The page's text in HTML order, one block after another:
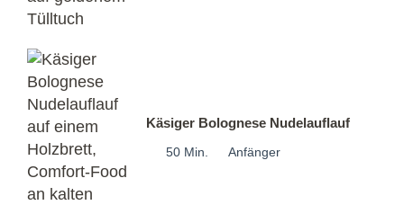
Käsiger Bolognese Nudelauflauf
50 Min. Anfänger